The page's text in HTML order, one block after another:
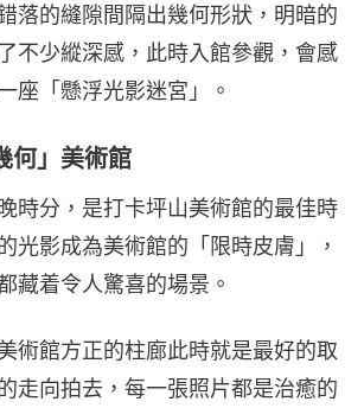
落的縫隙間隔出幾何形狀，明暗的
不少縱深感，此時入館參觀，會感
座「懸浮光影迷宮」。
何」美術館
時分，是打卡坪山美術館的最佳時
光影成為美術館的「限時皮膚」，
藏着令人驚喜的場景。
術館方正的柱廊此時就是最好的取
走向拍去，每一張照片都是治癒的